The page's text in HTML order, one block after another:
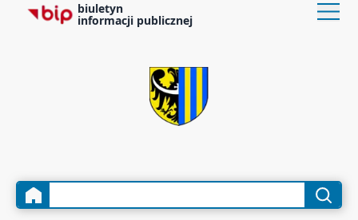
biuletyn
informacji publicznej